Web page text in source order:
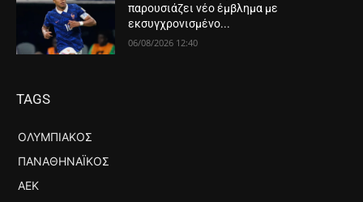
παρουσιάζει νέο έμβλημα με
εκσυγχρονισμένο...
06/08/2026 12:40
TAGS
ΟΛΥΜΠΙΑΚΌΣ
ΠΑΝΑΘΗΝΑΪΚΌΣ
ΑΕΚ